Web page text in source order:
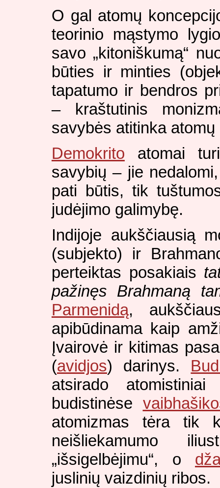
O gal atomų
teorinio mąstymo
savo „kitoniškumą“
būties ir minties
tapatumo ir bendros
– kraštutinis
savybės atitinka
Demokrito atomai
savybių – jie
pati būtis, tik
judėjimo galimybę.
Indijoje aukščiausią
(subjekto) ir
perteiktas posakiais
pažinęs Brahmaną
Parmenidą,
apibūdinama kaip
Įvairovė ir kitimas
(avidjos) darinys.
atsirado
budistinėse
atomizmas tėra tik
neišliekamumo
„išsigelbėjimu“, o
juslinių vaizdinių ribos.